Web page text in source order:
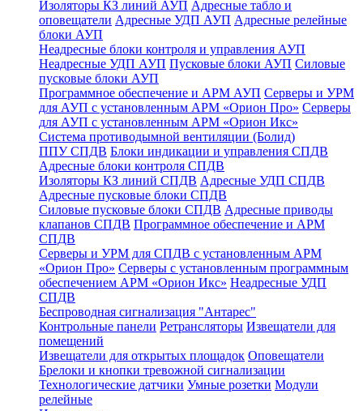
Изоляторы КЗ линий АУП Адресные табло и
оповещатели Адресные УДП АУП Адресные релейные
блоки АУП
Неадресные блоки контроля и управления АУП
Неадресные УДП АУП Пусковые блоки АУП Силовые
пусковые блоки АУП
Программное обеспечение и АРМ АУП Серверы и УРМ
для АУП с установленным АРМ «Орион Про» Серверы
для АУП с установленным АРМ «Орион Икс»
Система противодымной вентиляции (Болид)
ППУ СПДВ Блоки индикации и управления СПДВ
Адресные блоки контроля СПДВ
Изоляторы КЗ линий СПДВ Адресные УДП СПДВ
Адресные пусковые блоки СПДВ
Силовые пусковые блоки СПДВ Адресные приводы
клапанов СПДВ Программное обеспечение и АРМ
СПДВ
Серверы и УРМ для СПДВ с установленным АРМ
«Орион Про» Серверы с установленным программным
обеспечением АРМ «Орион Икс» Неадресные УДП
СПДВ
Беспроводная сигнализация "Антарес"
Контрольные панели Ретрансляторы Извещатели для
помещений
Извещатели для открытых площадок Оповещатели
Брелоки и кнопки тревожной сигнализации
Технологические датчики Умные розетки Модули
релейные